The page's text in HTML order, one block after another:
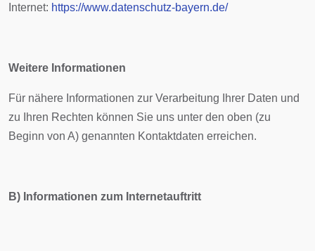
Internet: https://www.datenschutz-bayern.de/
Weitere Informationen
Für nähere Informationen zur Verarbeitung Ihrer Daten und
zu Ihren Rechten können Sie uns unter den oben (zu
Beginn von A) genannten Kontaktdaten erreichen.
B) Informationen zum Internetauftritt